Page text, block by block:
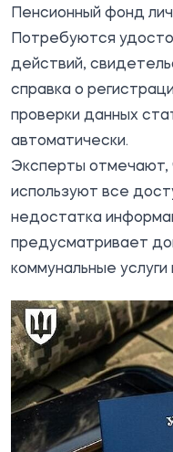
Пенсионный фонд
Потребуются
действий,
справка о
проверки данных
автоматически.
Эксперты отмечают,
используют все
недостатка
предусматривает
коммунальные